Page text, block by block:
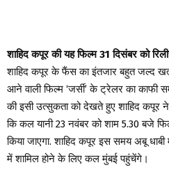
शाहिद कपूर की यह फिल्म 31 दिसंबर को
शाहिद कपूर के फैंस का इंतजार बहुत जल्द
आने वाली फिल्म ‘जर्सी’ के ट्रेलर का
की इसी उत्सुकता को देखते हुए शाहिद कपूर
कि कल यानी 23 नवंबर को शाम 5.30 बजे
किया जाएगा. शाहिद कपूर इस समय अबू
में शामिल होने के लिए कल मुंबई पहुंचेंगे।